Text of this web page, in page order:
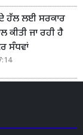
ਹੱਲ ਲਈ ਸਰਕਾਰ
ਕੀਤੀ ਜਾ ਰਹੀ ਹੈ
ਸੰਧਵਾਂ